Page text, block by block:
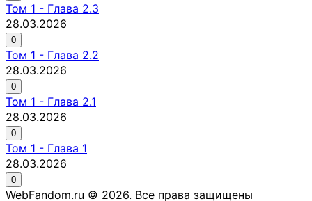
Том 1 - Глава 2.3
28.03.2026
0
Том 1 - Глава 2.2
28.03.2026
0
Том 1 - Глава 2.1
28.03.2026
0
Том 1 - Глава 1
28.03.2026
0
WebFandom.ru © 2026. Все права защищены